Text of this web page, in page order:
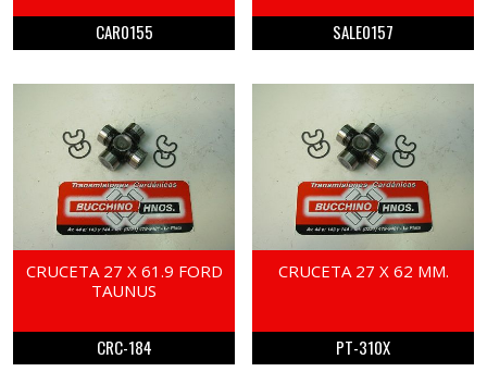
CAR0155 SALE0157
CRUCETA 27 X 61.9 FORD
TAUNUS
CRC-184
CRUCETA 27 X 62 MM.
PT-310X